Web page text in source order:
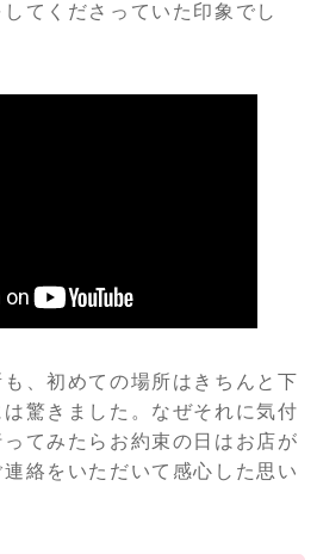
てくださっていた印象でし
、初めての場所はきちんと下
驚きました。なぜそれに気付
てみたらお約束の日はお店が
絡をいただいて感心した思い